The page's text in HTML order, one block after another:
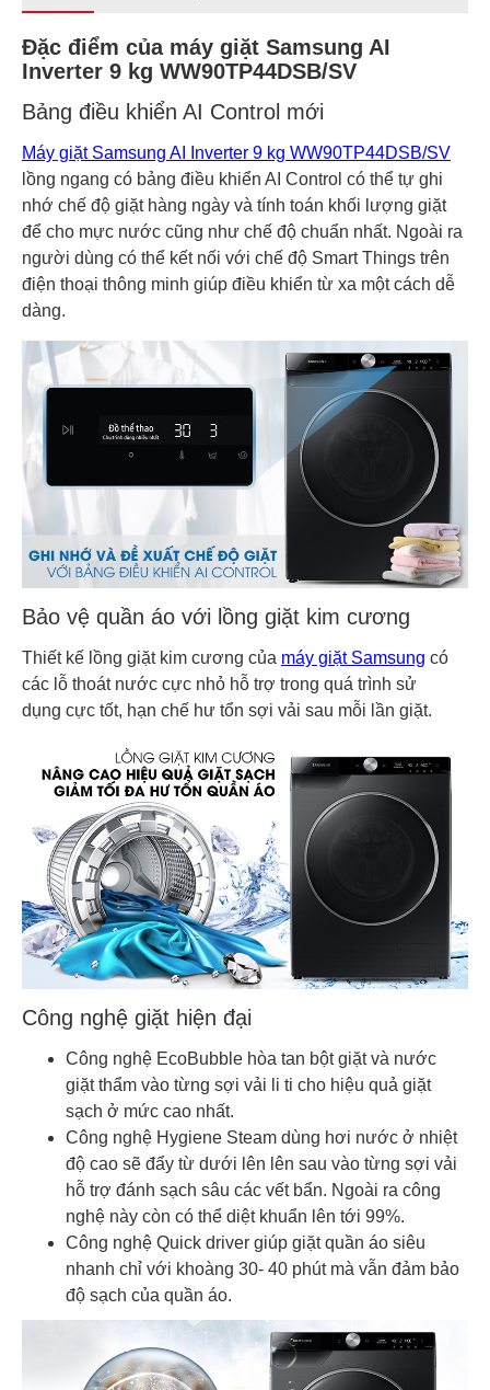
Đặc điểm của máy giặt Samsung AI
Inverter 9 kg WW90TP44DSB/SV
Bảng điều khiển AI Control mới
Máy giặt Samsung AI Inverter 9 kg WW90TP44DSB/SV
lồng ngang có bảng điều khiển AI Control có thể tự ghi
nhớ chế độ giặt hàng ngày và tính toán khối lượng giặt
để cho mực nước cũng như chế độ chuẩn nhất. Ngoài ra
người dùng có thể kết nối với chế độ Smart Things trên
điện thoại thông minh giúp điều khiển từ xa một cách dễ
dàng.
Bảo vệ quần áo với lồng giặt kim cương
Thiết kế lồng giặt kim cương của máy giặt Samsung có
các lỗ thoát nước cực nhỏ hỗ trợ trong quá trình sử
dụng cực tốt, hạn chế hư tổn sợi vải sau mỗi lần giặt.
Công nghệ giặt hiện đại
Công nghệ EcoBubble hòa tan bột giặt và nước
giặt thẩm vào từng sợi vải li ti cho hiệu quả giặt
sạch ở mức cao nhất.
Công nghệ Hygiene Steam dùng hơi nước ở nhiệt
độ cao sẽ đẩy từ dưới lên lên sau vào từng sợi vải
hỗ trợ đánh sạch sâu các vết bẩn. Ngoài ra công
nghệ này còn có thể diệt khuẩn lên tới 99%.
Công nghệ Quick driver giúp giặt quần áo siêu
nhanh chỉ với khoàng 30- 40 phút mà vẫn đảm bảo
độ sạch của quần áo.